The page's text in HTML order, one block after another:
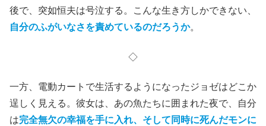
後で、突如恒夫は号泣する。こんな生き方しかできない、
自分のふがいなさを責めているのだろうか。
◇
一方、電動カートで生活するようになったジョゼはどこか
逞しく見える。彼女は、あの魚たちに囲まれた夜で、自分
は完全無欠の幸福を手に入れ、そして同時に死んだモンに